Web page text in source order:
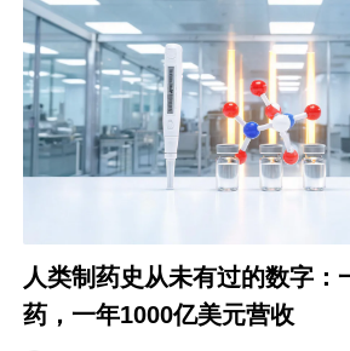
人类制药史从未有过的数字：
药，一年1000亿美元营收